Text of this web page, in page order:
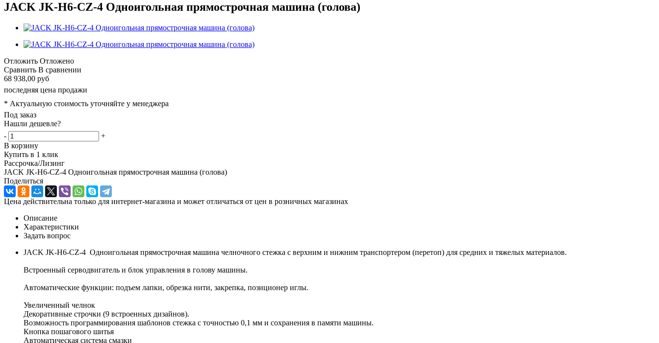
JACK JK-H6-CZ-4 Одноигольная прямострочная машина (голова)
Отложить Отложено
Сравнить В сравнении
68 938,00 руб
последняя цена продажи
* Актуальную стоимость уточняйте у менеджера
Под заказ
Нашли дешевле?
-
+
В корзину
Купить в 1 клик
Рассрочка/Лизинг
JACK JK-H6-CZ-4 Одноигольная прямострочная машина (голова)
Поделиться
Цена действительна только для интернет-магазина и может отличаться от цен в розничных магазинах
Описание
Характеристики
Задать вопрос
JACK JK-H6-CZ-4 Одноигольная прямострочная машина челночного стежка с верхним и нижним транспортером (перетоп) для средних и тяжелых материалов.
Встроенный серводвигатель и блок управления в голову машины.
Автоматические функции: подъем лапки, обрезка нити, закрепка, позиционер иглы.
Увеличенный челнок
Декоративные строчки (9 встроенных дизайнов).
Возможность программирования шаблонов стежка с точностью 0,1 мм и сохранения в памяти машины.
Кнопка пошагового шитья
Автоматическая система смазки